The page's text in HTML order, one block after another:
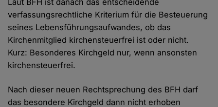
Laut BFH ist danach das entscheidende
verfassungsrechtliche Kriterium für die Besteuerung
seines Lebensführungsaufwandes, ob das
Kirchenmitglied kirchensteuerfrei ist oder nicht.
Kurz: Besonderes Kirchgeld nur, wenn ansonsten
kirchensteuerfrei.
Nach dieser neuen Rechtsprechung des BFH darf
das besondere Kirchgeld dann nicht erhoben